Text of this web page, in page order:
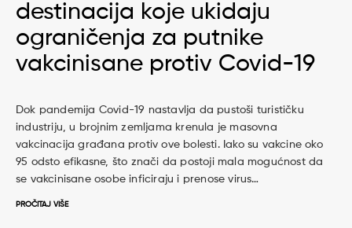
destinacija koje ukidaju
ograničenja za putnike
vakcinisane protiv Covid-19
Dok pandemija Covid-19 nastavlja da pustoši turističku
industriju, u brojnim zemljama krenula je masovna
vakcinacija građana protiv ove bolesti. Iako su vakcine oko
95 odsto efikasne, što znači da postoji mala mogućnost da
se vakcinisane osobe inficiraju i prenose virus…
PROČITAJ VIŠE